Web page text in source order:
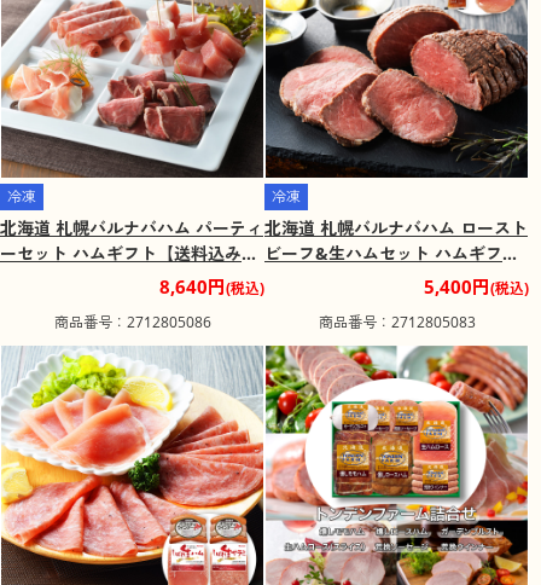
冷凍
北海道 札幌バルナバハム パーティ
ーセット ハムギフト【送料込み】
【二重包装不可】【お届け不可地
8,640円(税込)
商品番号：2712805086
冷凍
北海道 札幌バルナバハム ロースト
ビーフ&生ハムセット ハムギフト
【送料込み】【二重包装不可】
【お届け不可地域：離島】
5,400円(税込)
商品番号：2712805083